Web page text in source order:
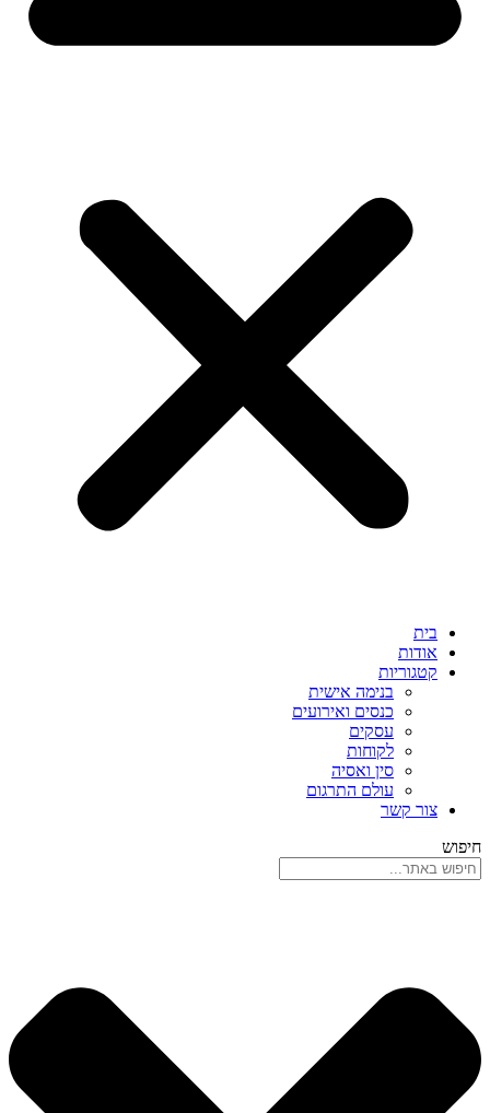
בית
אודות
קטגוריות
בנימה אישית
כנסים ואירועים
עסקים
לקוחות
סין ואסיה
עולם התרגום
צור קשר
חיפוש